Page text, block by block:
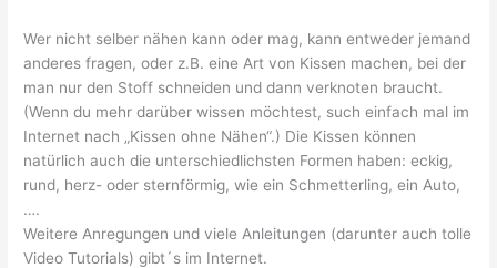
Wer nicht selber nähen kann oder mag, kann entweder jemand
anderes fragen, oder z.B. eine Art von Kissen machen, bei der
man nur den Stoff schneiden und dann verknoten braucht.
(Wenn du mehr darüber wissen möchtest, such einfach mal im
Internet nach „Kissen ohne Nähen“.) Die Kissen können
natürlich auch die unterschiedlichsten Formen haben: eckig,
rund, herz- oder sternförmig, wie ein Schmetterling, ein Auto,
….
Weitere Anregungen und viele Anleitungen (darunter auch tolle
Video Tutorials) gibt´s im Internet.